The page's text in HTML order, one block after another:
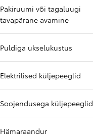
Pakiruumi või tagaluugi
tavapärane avamine
Puldiga ukselukustus
Elektrilised küljepeeglid
Soojendusega küljepeeglid
Hämaraandur